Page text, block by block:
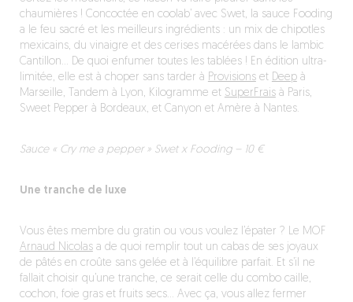
chaumières ! Concoctée en coolab’ avec Swet, la sauce Fooding
a le feu sacré et les meilleurs ingrédients : un mix de chipotles
mexicains, du vinaigre et des cerises macérées dans le lambic
Cantillon… De quoi enfumer toutes les tablées ! En édition ultra-
limitée, elle est à choper sans tarder à Provisionset Deepà
Marseille, Tandem à Lyon, Kilogramme et SuperFraisà Paris,
Sweet Pepper à Bordeaux, et Canyon et Amère à Nantes.
Sauce « Cry me a pepper » Swet x Fooding – 10 €
Une tranche de luxe
Vous êtes membre du gratin ou vous voulez l’épater ? Le MOF
Arnaud Nicolasa de quoi remplir tout un cabas de ses joyaux
de pâtés en croûte sans gelée et à l’équilibre parfait. Et s’il ne
fallait choisir qu’une tranche, ce serait celle du combo caille,
cochon, foie gras et fruits secs… Avec ça, vous allez fermer